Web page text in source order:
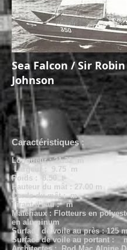
Sea Falcon / Sir
Johnson
Caractéristiques :
Longueur : 21.32 m
Largeur : 9.75 m
Poids : 8.50 t
Hauteur du mât : 27.00 m
Corde du mât : m
Tirant d'eau : m
Matériaux : Flotteurs en
en aluminum
Surface de voile au près : 125
Surface de voile au portant :